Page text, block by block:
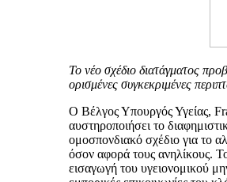
Το νέο σχέδιο διατάγματος
ορισμένες συγκεκριμένες
Ο Βέλγος Υπουργός Υγείας,
αυστηροποιήσει το
ομοσπονδιακό σχέδιο για το
όσον αφορά τους ανηλίκους.
εισαγωγή του υγειονομικού